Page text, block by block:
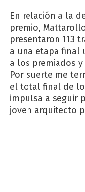
En relación a la
premio,
presentaron 113
a una etapa final
a los premiados
Por suerte me
el total final de
impulsa a seguir
joven arquitecto